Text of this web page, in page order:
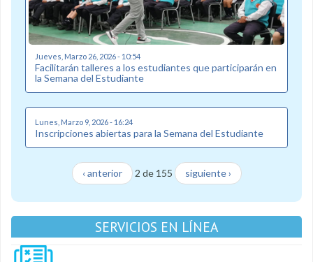
Jueves, Marzo 26, 2026 - 10:54
Facilitarán talleres a los estudiantes que participarán en
la Semana del Estudiante
Lunes, Marzo 9, 2026 - 16:24
Inscripciones abiertas para la Semana del Estudiante
‹ anterior 2 de 155 siguiente ›
SERVICIOS EN LÍNEA